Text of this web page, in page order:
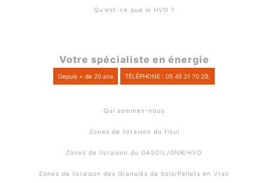
Qu'est-ce que le HVO ?
Votre spécialiste en énergie
Depuis + de 20 ans TÉLÉPHONE : 05 45 21 70 29.
Qui sommes-nous
Zones de livraison du fioul
Zones de livraison du GASOIL/GNR/HVO
Zones de livraison des Granulés de bois/Pellets en Vrac